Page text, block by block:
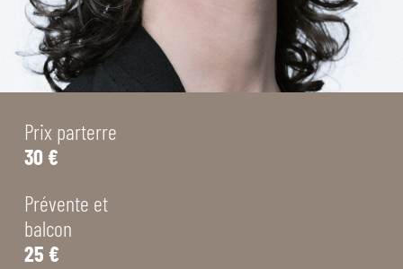
Prix parterre
30 €
Prévente et
balcon
25 €